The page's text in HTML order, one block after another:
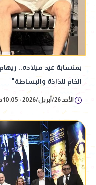
بمنسابة عيد ميلاده..
الخام للذاذة والبساطة"
الأحد 26/أبريل/2026 - 10:05 ص